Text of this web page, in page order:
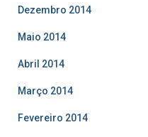
Dezembro 2014
Maio 2014
Abril 2014
Março 2014
Fevereiro 2014